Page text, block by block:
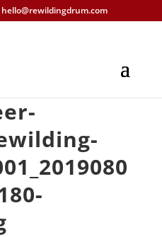
hello@rewildingdrum.com